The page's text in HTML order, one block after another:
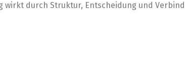
durch Struktur, Entscheidung und